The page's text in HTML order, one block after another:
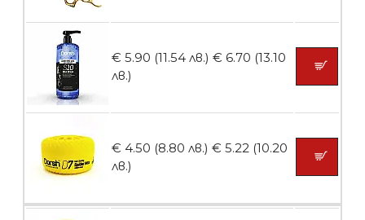
Пила тип ренде
БЕЗПЛАТНО
Пила тип ренде 2в1
€ 5.90 (11.54 лв.) € 6.70 (13.10
лв.)
€ 4.50 (8.80 лв.) € 5.22 (10.20
лв.)